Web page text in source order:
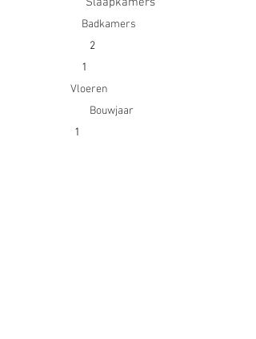
Badkamers
2
1
Vloeren
Bouwjaar
1